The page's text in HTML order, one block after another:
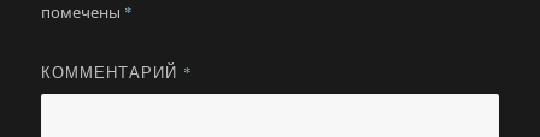
помечены *
КОММЕНТАРИЙ *